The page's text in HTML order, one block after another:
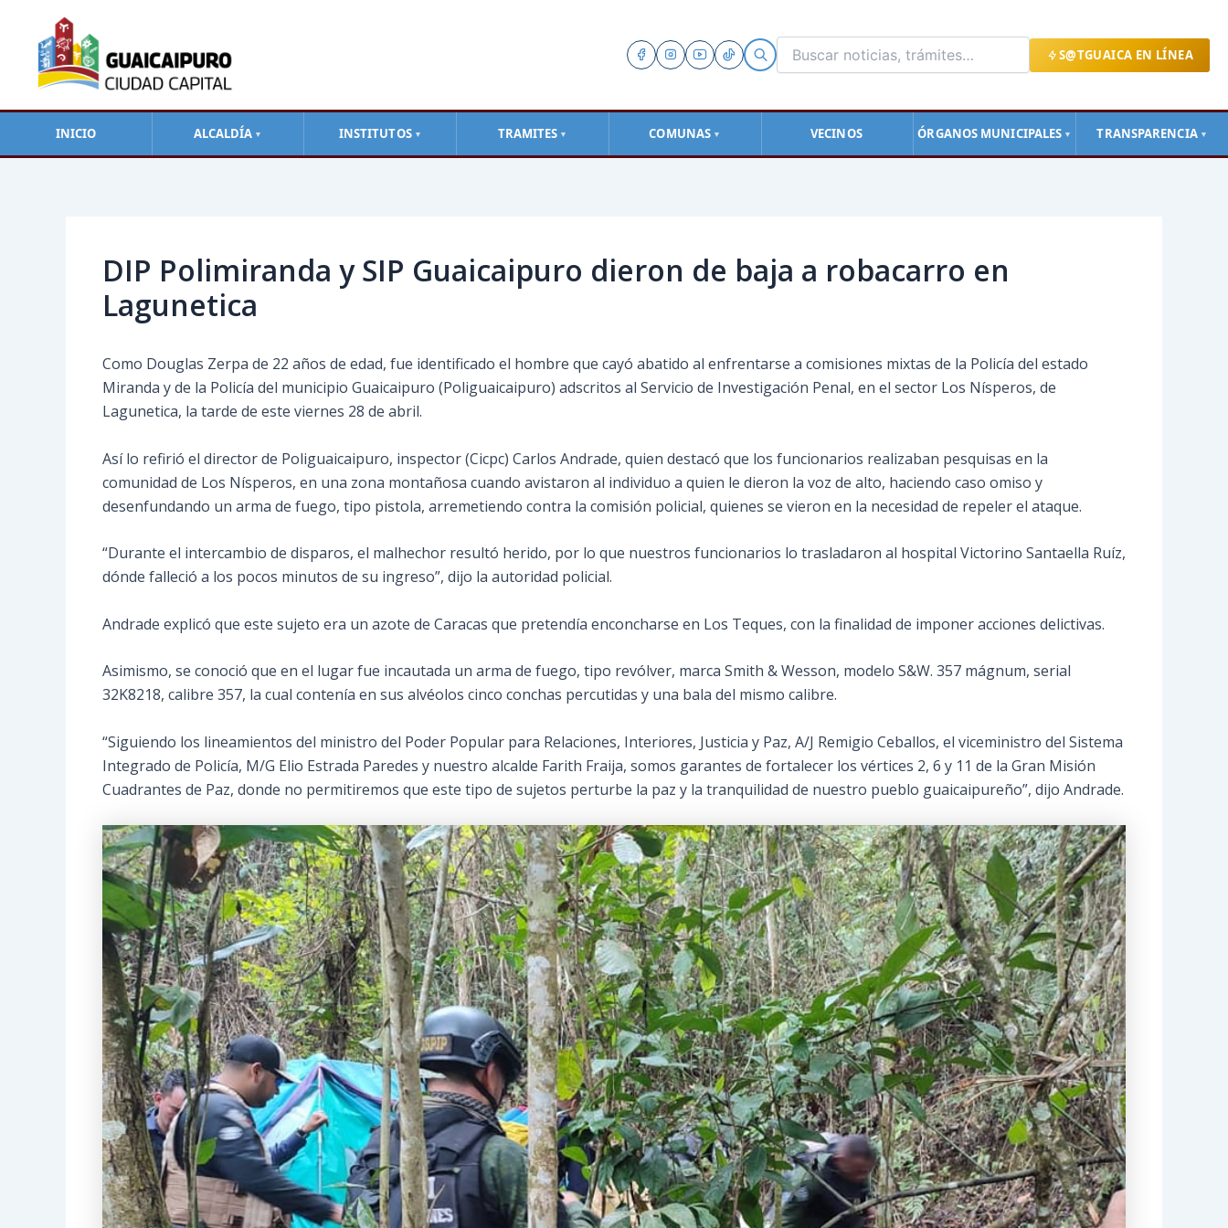
S@TGUAICA EN LÍNEA
INICIO ALCALDÍA ▼ INSTITUTOS ▼ TRAMITES ▼ COMUNAS ▼ VECINOS ÓRGANOS MUNICIPALES ▼ TRANSPARENCIA ▼
contenido
DIP Polimiranda y SIP Guaicaipuro dieron de baja a robacarro en
Lagunetica
Como Douglas Zerpa de 22 años de edad, fue identificado el hombre que cayó abatido al enfrentarse a comisiones mixtas de la Policía del estado
Miranda y de la Policía del municipio Guaicaipuro (Poliguaicaipuro) adscritos al Servicio de Investigación Penal, en el sector Los Nísperos, de
Lagunetica, la tarde de este viernes 28 de abril.
Así lo refirió el director de Poliguaicaipuro, inspector (Cicpc) Carlos Andrade, quien destacó que los funcionarios realizaban pesquisas en la
comunidad de Los Nísperos, en una zona montañosa cuando avistaron al individuo a quien le dieron la voz de alto, haciendo caso omiso y
desenfundando un arma de fuego, tipo pistola, arremetiendo contra la comisión policial, quienes se vieron en la necesidad de repeler el ataque.
“Durante el intercambio de disparos, el malhechor resultó herido, por lo que nuestros funcionarios lo trasladaron al hospital Victorino Santaella Ruíz,
dónde falleció a los pocos minutos de su ingreso”, dijo la autoridad policial.
Andrade explicó que este sujeto era un azote de Caracas que pretendía enconcharse en Los Teques, con la finalidad de imponer acciones delictivas.
Asimismo, se conoció que en el lugar fue incautada un arma de fuego, tipo revólver, marca Smith & Wesson, modelo S&W. 357 mágnum, serial
32K8218, calibre 357, la cual contenía en sus alvéolos cinco conchas percutidas y una bala del mismo calibre.
“Siguiendo los lineamientos del ministro del Poder Popular para Relaciones, Interiores, Justicia y Paz, A/J Remigio Ceballos, el viceministro del Sistema
Integrado de Policía, M/G Elio Estrada Paredes y nuestro alcalde Farith Fraija, somos garantes de fortalecer los vértices 2, 6 y 11 de la Gran Misión
Cuadrantes de Paz, donde no permitiremos que este tipo de sujetos perturbe la paz y la tranquilidad de nuestro pueblo guaicaipureño”, dijo Andrade.